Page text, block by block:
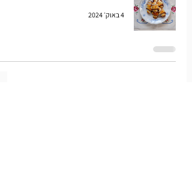
4 באוק׳ 2024